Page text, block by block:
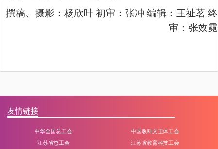
撰稿、摄影：杨欣叶 初审：张冲 编辑：王祉茗 终
审：张效霓
友情链接
中华全国总工会
中国教科文卫体工会
江苏省总工会
江苏省教育科技工会